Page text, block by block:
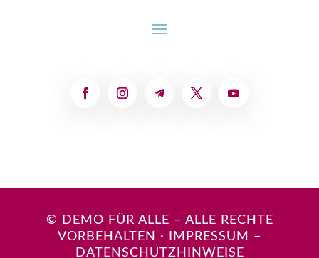
© DEMO FÜR ALLE – ALLE RECHTE
VORBEHALTEN · IMPRESSUM
–
DATENSCHUTZHINWEISE